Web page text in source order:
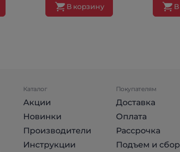
В корзину
Каталог
Акции
Новинки
Производители
Инструкции
Покупателям
Доставка
Оплата
Рассрочка
Подъем и